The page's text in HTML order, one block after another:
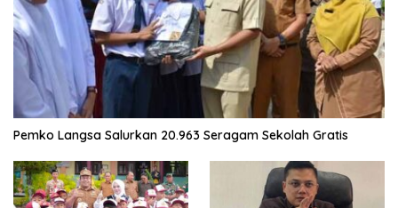
Pemko Langsa Salurkan 20.963 Seragam Sekolah Gratis